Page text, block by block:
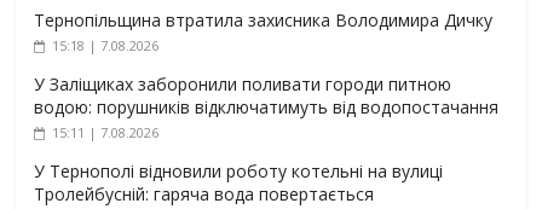
Тернопільщина втратила захисника Володимира Дичку
15:18 | 7.08.2026
У Заліщиках заборонили поливати городи питною
водою: порушників відключатимуть від водопостачання
15:11 | 7.08.2026
У Тернополі відновили роботу котельні на вулиці
Тролейбусній: гаряча вода повертається